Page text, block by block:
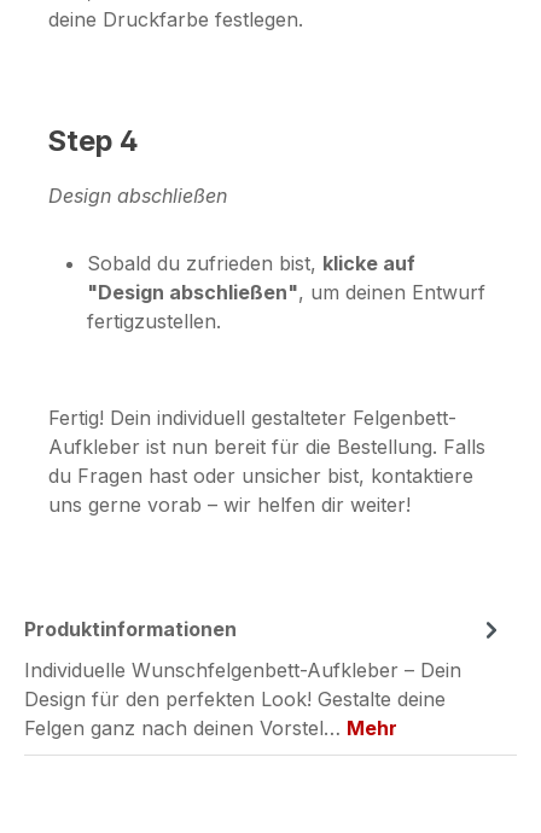
deine Druckfarbe festlegen.
Step 4
Design abschließen
Sobald du zufrieden bist, klicke auf
"Design abschließen", um deinen Entwurf
fertigzustellen.
Fertig! Dein individuell gestalteter Felgenbett-
Aufkleber ist nun bereit für die Bestellung. Falls
du Fragen hast oder unsicher bist, kontaktiere
uns gerne vorab – wir helfen dir weiter!
Produktinformationen
Individuelle Wunschfelgenbett-Aufkleber – Dein
Design für den perfekten Look! Gestalte deine
Felgen ganz nach deinen Vorstel… Mehr